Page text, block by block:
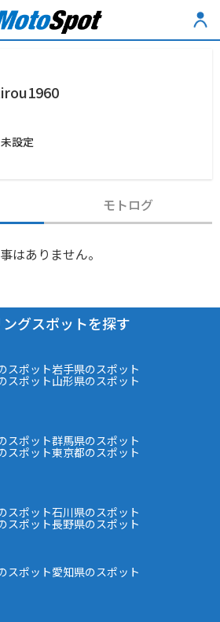
未設定
モトログ
はありません。
グスポットを探す
スポット岩手県のスポット
スポット山形県のスポット
スポット群馬県のスポット
スポット東京都のスポット
スポット石川県のスポット
スポット長野県のスポット
スポット愛知県のスポット